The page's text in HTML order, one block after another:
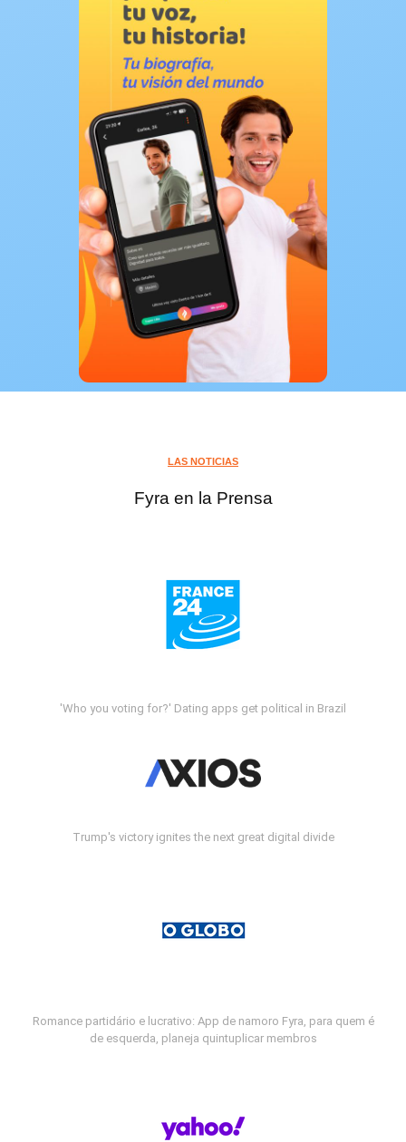
LAS NOTICIAS
Fyra en la Prensa
'Who you voting for?' Dating apps get political in Brazil
Trump's victory ignites the next great digital divide
Romance partidário e lucrativo: App de namoro Fyra, para quem é
de esquerda, planeja quintuplicar membros